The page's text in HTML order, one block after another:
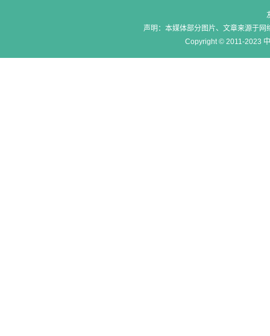
声明：本媒体部分图片、文章来源于
Copyright © 2011-2023